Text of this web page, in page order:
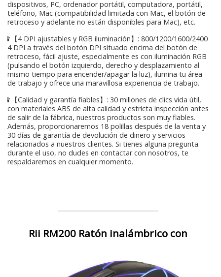
dispositivos, PC, ordenador portátil, computadora, portátil,
teléfono, Mac (compatibilidad limitada con Mac, el botón de
retroceso y adelante no están disponibles para Mac), etc.
♛【4 DPI ajustables y RGB iluminación】: 800/1200/1600/2400
4 DPI a través del botón DPI situado encima del botón de
retroceso, fácil ajuste, especialmente es con iluminación RGB
(pulsando el botón izquierdo, derecho y desplazamiento al
mismo tiempo para encender/apagar la luz), ilumina tu área
de trabajo y ofrece una maravillosa experiencia de trabajo.
♛【Calidad y garantía fiables】: 30 millones de clics vida útil,
con materiales ABS de alta calidad y estricta inspección antes
de salir de la fábrica, nuestros productos son muy fiables.
Además, proporcionaremos 18 polillas después de la venta y
30 días de garantía de devolución de dinero y servicios
relacionados a nuestros clientes. Si tienes alguna pregunta
durante el uso, no dudes en contactar con nosotros, te
respaldaremos en cualquier momento.
Rii RM200 Ratón inalámbrico con